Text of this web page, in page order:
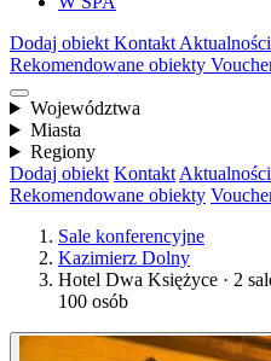
Dodaj obiekt Kontakt Aktualności
Rekomendowane obiekty
Województwa
Miasta
Regiony
Dodaj obiekt Kontakt Aktualności
Rekomendowane obiekty
Sale konferencyjne
Kazimierz Dolny
Hotel Dwa Księżyce · 2
100 osób